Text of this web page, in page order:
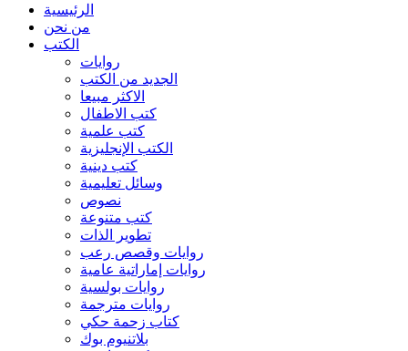
الرئيسية
من نحن
الكتب
روايات
الجديد من الكتب
الاكثر مبيعا
كتب الاطفال
كتب علمية
الكتب الإنجليزية
كتب دينية
وسائل تعليمية
نصوص
كتب متنوعة
تطوير الذات
روايات وقصص رعب
روايات إماراتية عامية
روايات بولسية
روايات مترجمة
كتاب زحمة حكي
بلاتنيوم بوك